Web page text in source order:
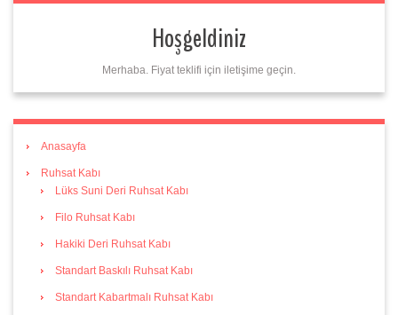
Hoşgeldiniz
Merhaba. Fiyat teklifi için iletişime geçin.
Anasayfa
Ruhsat Kabı
Lüks Suni Deri Ruhsat Kabı
Filo Ruhsat Kabı
Hakiki Deri Ruhsat Kabı
Standart Baskılı Ruhsat Kabı
Standart Kabartmalı Ruhsat Kabı